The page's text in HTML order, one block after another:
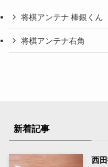
将棋アンテナ 棒銀くん
将棋アンテナ右角
新着記事
西